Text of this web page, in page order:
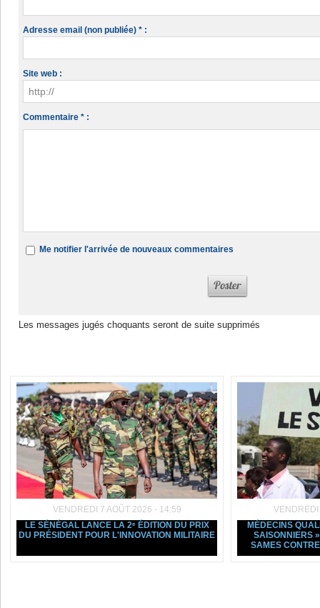
Adresse email (non publiée) * :
Site web :
Commentaire * :
Me notifier l'arrivée de nouveaux commentaires
Les messages jugés choquants seront de suite supprimés
VENDREDI 7 AOÛT 2026 - 14:59
LE SÉNÉGAL LANCE LA 2ᵉ ÉDITION DU PRIX
DU PRÉSIDENT POUR L'INNOVATION MILITAIRE
MÉDECINS
SAISONNIERS
SAMES